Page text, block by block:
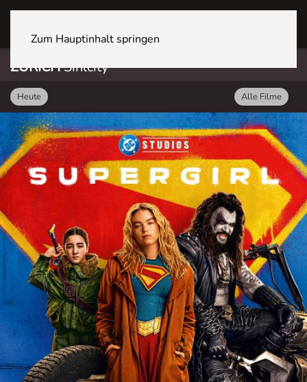
Zum Hauptinhalt springen
ZÜRICHSihlcity
Heute Alle Filme